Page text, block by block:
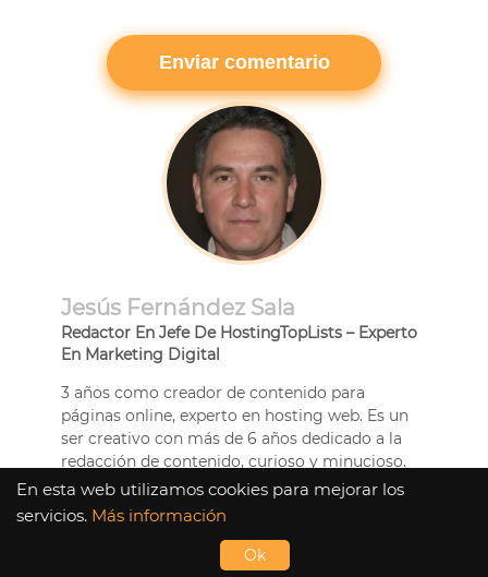
Jesús Fernández Sala
Redactor En Jefe De HostingTopLists – Experto
En Marketing Digital
3 años como creador de contenido para
páginas online, experto en hosting web. Es un
ser creativo con más de 6 años dedicado a la
redacción de contenido, curioso y minucioso.
Licenciado en Informática, con afición por los
idiomas, habla español e inglés
En esta web utilizamos cookies para mejorar los
servicios. Más información
Ok